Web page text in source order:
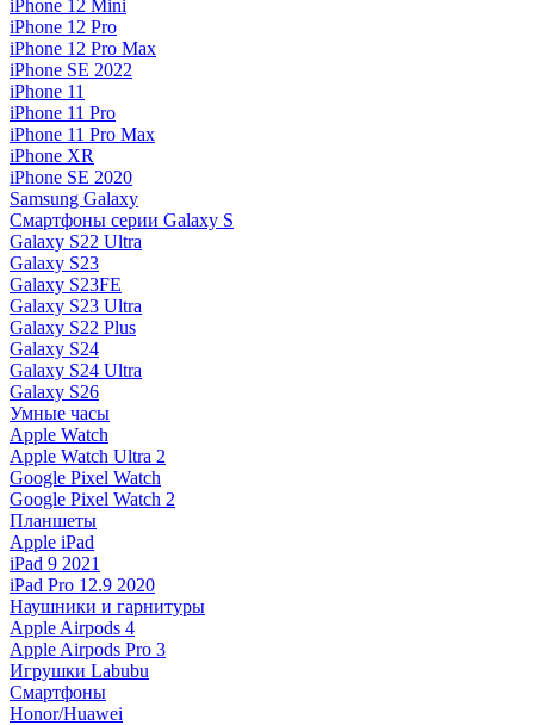
iPhone 12 Mini
iPhone 12 Pro
iPhone 12 Pro Max
iPhone SE 2022
iPhone 11
iPhone 11 Pro
iPhone 11 Pro Max
iPhone XR
iPhone SE 2020
Samsung Galaxy
Смартфоны серии Galaxy S
Galaxy S22 Ultra
Galaxy S23
Galaxy S23FE
Galaxy S23 Ultra
Galaxy S22 Plus
Galaxy S24
Galaxy S24 Ultra
Galaxy S26
Умные часы
Apple Watch
Apple Watch Ultra 2
Google Pixel Watch
Google Pixel Watch 2
Планшеты
Apple iPad
iPad 9 2021
iPad Pro 12.9 2020
Наушники и гарнитуры
Apple Airpods 4
Apple Airpods Pro 3
Игрушки Labubu
Смартфоны
Honor/Huawei